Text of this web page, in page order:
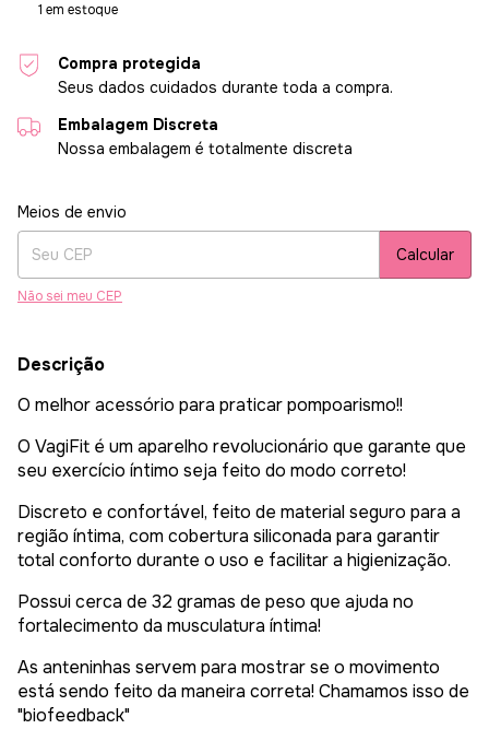
1 em estoque
Compra protegida
Seus dados cuidados durante toda a compra.
Embalagem Discreta
Nossa embalagem é totalmente discreta
Entregas para o CEP:
Meios de envio
Calcular
Não sei meu CEP
Descrição
O melhor acessório para praticar pompoarismo!!
O VagiFit é um aparelho revolucionário que garante que
seu exercício íntimo seja feito do modo correto!
Discreto e confortável, feito de material seguro para a
região íntima, com cobertura siliconada para garantir
total conforto durante o uso e facilitar a higienização.
Possui cerca de 32 gramas de peso que ajuda no
fortalecimento da musculatura íntima!
As anteninhas servem para mostrar se o movimento
está sendo feito da maneira correta! Chamamos isso de
"biofeedback"